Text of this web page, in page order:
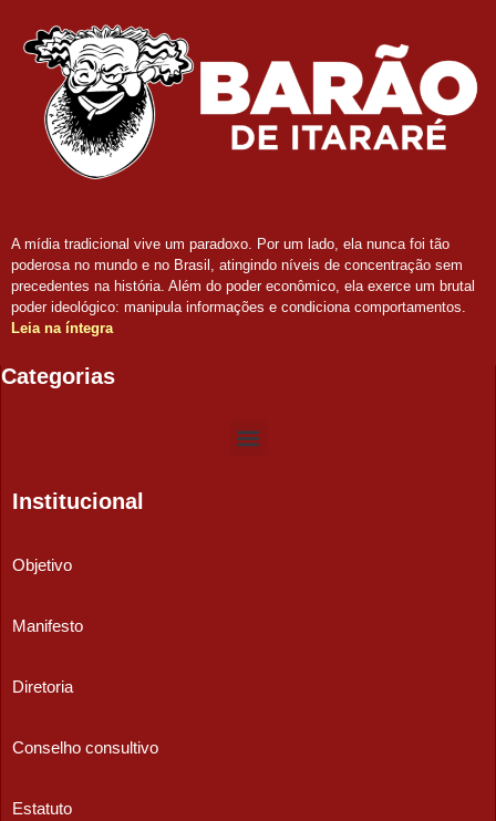
A mídia tradicional vive um paradoxo. Por um lado, ela nunca foi tão
poderosa no mundo e no Brasil, atingindo níveis de concentração sem
precedentes na história. Além do poder econômico, ela exerce um brutal
poder ideológico: manipula informações e condiciona comportamentos.
Leia na íntegra
Categorias
Institucional
Objetivo
Manifesto
Diretoria
Conselho consultivo
Estatuto